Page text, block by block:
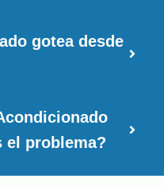
gotea desde
el problema?